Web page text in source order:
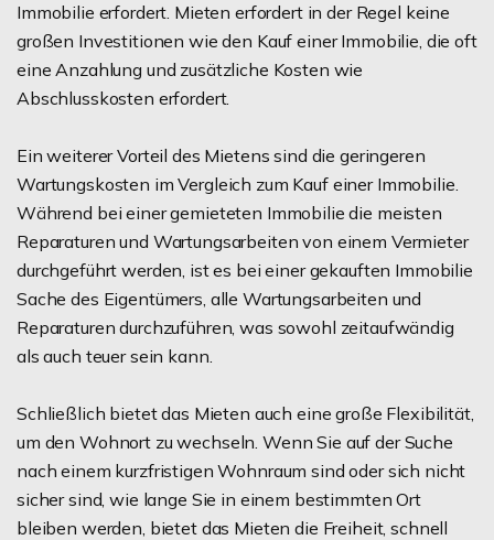
Immobilie erfordert. Mieten erfordert in der Regel keine
großen Investitionen wie den Kauf einer Immobilie, die oft
eine Anzahlung und zusätzliche Kosten wie
Abschlusskosten erfordert.
Ein weiterer Vorteil des Mietens sind die geringeren
Wartungskosten im Vergleich zum Kauf einer Immobilie.
Während bei einer gemieteten Immobilie die meisten
Reparaturen und Wartungsarbeiten von einem Vermieter
durchgeführt werden, ist es bei einer gekauften Immobilie
Sache des Eigentümers, alle Wartungsarbeiten und
Reparaturen durchzuführen, was sowohl zeitaufwändig
als auch teuer sein kann.
Schließlich bietet das Mieten auch eine große Flexibilität,
um den Wohnort zu wechseln. Wenn Sie auf der Suche
nach einem kurzfristigen Wohnraum sind oder sich nicht
sicher sind, wie lange Sie in einem bestimmten Ort
bleiben werden, bietet das Mieten die Freiheit, schnell